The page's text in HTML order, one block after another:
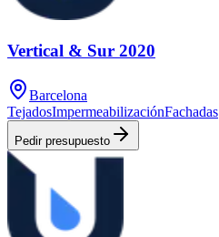
Vertical & Sur 2020
Barcelona
TejadosImpermeabilizaciónFachadas
Pedir presupuesto